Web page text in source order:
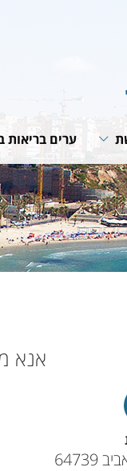
בערים
ערים בריאות
תנאי חברות
האירופית של
תוכנית
רשת הרשתות
פעילות
מפגשי
אנא